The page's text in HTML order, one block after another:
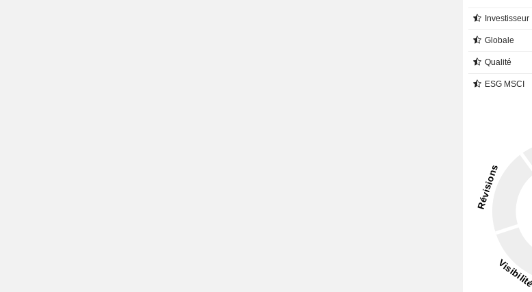
Investisseur
Globale
Qualité
ESG MSCI